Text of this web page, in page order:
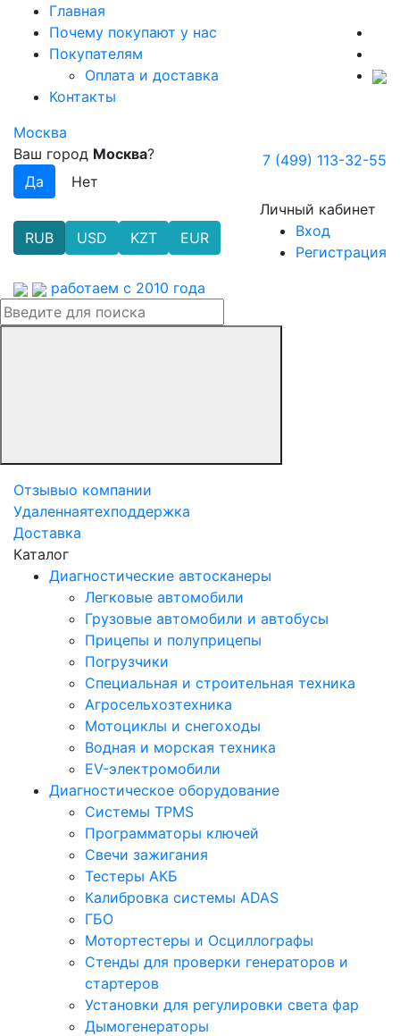
Главная
Почему покупают у нас
Покупателям
Оплата и доставка
Контакты
Москва
Ваш город Москва? 7 (499) 113-32-55
RUB USD KZT EUR
Личный кабинет
Вход
Регистрация
работаем с 2010 года
Отзывыо компании
Удаленнаятехподдержка
Доставка
Каталог
Диагностические автосканеры
Легковые автомобили
Грузовые автомобили и автобусы
Прицепы и полуприцепы
Погрузчики
Специальная и строительная техника
Агросельхозтехника
Мотоциклы и снегоходы
Водная и морская техника
EV-электромобили
Диагностическое оборудование
Системы TPMS
Программаторы ключей
Свечи зажигания
Тестеры АКБ
Калибровка системы ADAS
ГБО
Мотортестеры и Осциллографы
Стенды для проверки генераторов и
стартеров
Установки для регулировки света фар
Дымогенераторы